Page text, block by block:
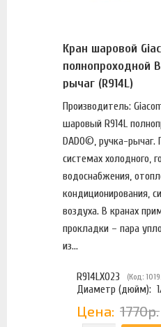
Кран шаровой
полнопроходной
рычаг (R914L)
Производитель:
шаровый R914L
DADO©, ручка-рычаг.
системах холодного,
водоснабжения,
кондиционирования,
воздуха. В кранах
прокладки – пара
из...
R914LX023 (Код:
Диаметр (дюйм):
Цена: 1770р.